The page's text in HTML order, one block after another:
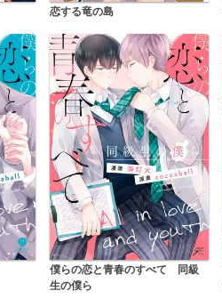
恋する竜の島
僕らの恋と青春のすべて 同級
生の僕ら